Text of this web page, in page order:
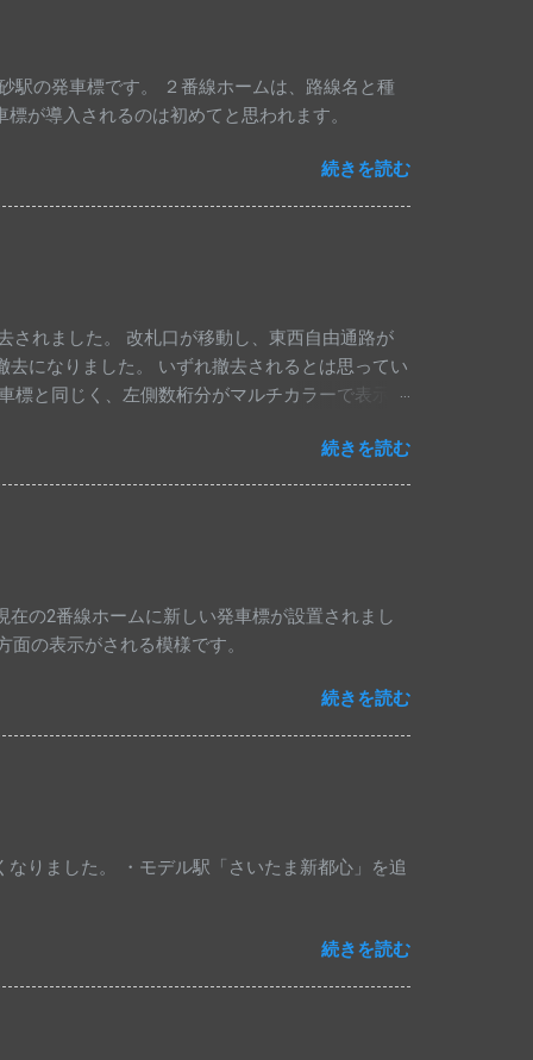
の発車標です。 ２番線ホームは、路線名と種
が導入されるのは初めてと思われます。
続きを読む
されました。 改札口が移動し、東西自由通路が
になりました。 いずれ撤去されるとは思ってい
と同じく、左側数桁分がマルチカラーで表示さ
各駅停車・中央線快速・埼京線下りの発車標は変
カラー仕様にはなっていません。
続きを読む
の2番線ホームに新しい発車標が設置されまし
面の表示がされる模様です。
続きを読む
りました。 ・モデル駅「さいたま新都心」を追
続きを読む